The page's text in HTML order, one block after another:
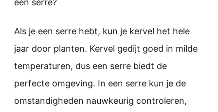
een serre?
Als je een serre hebt, kun je kervel het hele
jaar door planten. Kervel gedijt goed in milde
temperaturen, dus een serre biedt de
perfecte omgeving. In een serre kun je de
omstandigheden nauwkeurig controleren,